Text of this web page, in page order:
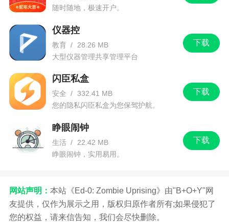
随时随地，极速开户。
下载
仪器控
教育 /
28.26 MB
大型仪器管理共享管理平台
下载
闪臣私盒
安全 / 332.41 MB
您的隐私闪臣私盒为您保驾护航。
下载
睁眼闹钟
生活 /
22.42 MB
睁眼闹钟，实用易用。
网站声明： 本站《Ed-0: Zombie Uprising》由"B+O+Y"网
友提供，仅作为展示之用，版权归原作者所有;如果侵犯了
您的权益，请来信告知，我们会尽快删除。